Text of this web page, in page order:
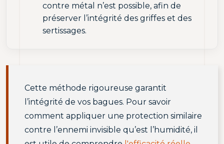
contre métal n’est possible, afin de
préserver l’intégrité des griffes et des
sertissages.
Cette méthode rigoureuse garantit
l’intégrité de vos bagues. Pour savoir
comment appliquer une protection similaire
contre l’ennemi invisible qu’est l’humidité, il